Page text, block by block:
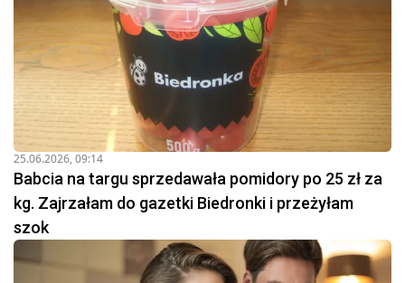
25.06.2026, 09:14
Babcia na targu sprzedawała pomidory po 25 zł za
kg. Zajrzałam do gazetki Biedronki i przeżyłam
szok